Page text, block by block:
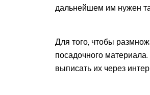
дальнейшем им нужен
Для того, чтобы
посадочного
выписать их через